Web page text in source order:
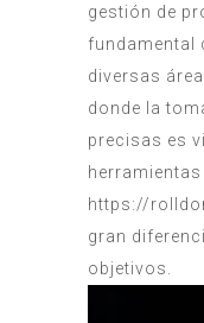
gestión de
fundamental
diversas
donde la
precisas es
https://
gran
objetivos.